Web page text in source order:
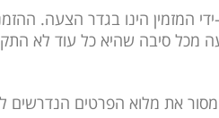
המזמין הינו בגדר הצעה.
מכל סיבה שהיא כל עוד לא
את מלוא הפרטים